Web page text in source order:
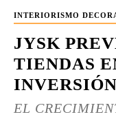
INTERIORISMO
JYSK
TIENDAS
EL